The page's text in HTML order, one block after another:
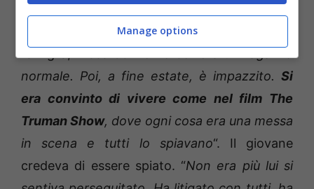
Secondo una amica e testimone della
normale. Poi, a fine estate, è impazzito. Si
era convinto di vivere come nel film The
Truman Show, dove ogni cosa era una messa
in scena e tutti lo spiavano“. Il giovane
credeva di essere spiato. “Non era più lui si
Manage options